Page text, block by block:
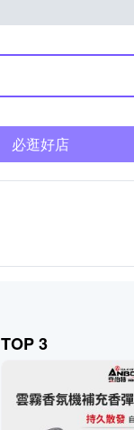
必逛好店
TOP 3